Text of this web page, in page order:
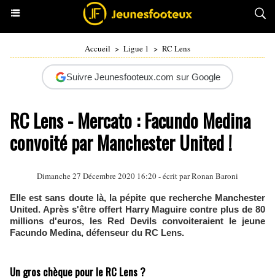
Accueil > Ligue 1 > RC Lens
Suivre Jeunesfooteux.com sur Google
RC Lens - Mercato : Facundo Medina
convoité par Manchester United !
Dimanche 27 Décembre 2020 16:20 - écrit parRonan Baroni
Elle est sans doute là, la pépite que recherche Manchester
United. Après s'être offert Harry Maguire contre plus de 80
millions d'euros, les Red Devils convoiteraient le jeune
Facundo Medina, défenseur du RC Lens.
Un gros chèque pour le RC Lens ?